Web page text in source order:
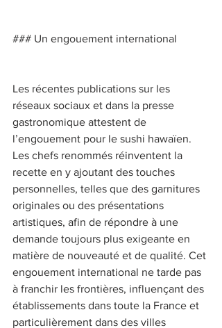
### Un engouement international
Les récentes publications sur les
réseaux sociaux et dans la presse
gastronomique attestent de
l’engouement pour le sushi hawaïen.
Les chefs renommés réinventent la
recette en y ajoutant des touches
personnelles, telles que des garnitures
originales ou des présentations
artistiques, afin de répondre à une
demande toujours plus exigeante en
matière de nouveauté et de qualité. Cet
engouement international ne tarde pas
à franchir les frontières, influençant des
établissements dans toute la France et
particulièrement dans des villes